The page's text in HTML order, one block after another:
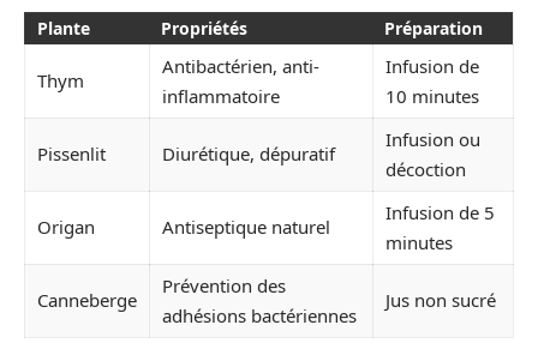
Plante Propriétés Préparation
Thym
Antibactérien, anti-
inflammatoire
Infusion de
10 minutes
Pissenlit Diurétique, dépuratif
Infusion ou
décoction
Origan Antiseptique naturel
Infusion de 5
minutes
Canneberge
Prévention des
adhésions bactériennes
Jus non sucré